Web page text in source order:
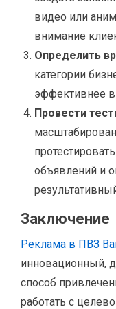
видео или
внимание
Определить
категории
эффективнее
Провести
объявлений и
Заключение
Реклама в ПВЗ
инновационный,
способ
работать с